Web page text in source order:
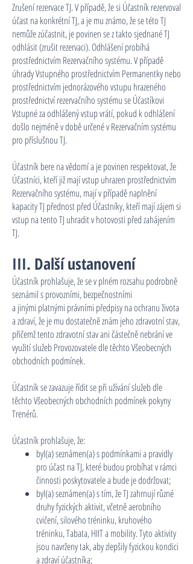
Zrušení rezervace TJ. V případě, že si Účastník rezervoval
účast na konkrétní TJ, a je mu známo, že se této TJ
nemůže zúčastnit, je povinen se z takto sjednané TJ
odhlásit (zrušit rezervaci). Odhlášení probíhá
prostřednictvím Rezervačního systému. V případě
úhrady Vstupného prostřednictvím Permanentky nebo
prostřednictvím jednorázového vstupu hrazeného
prostřednictví rezervačního systému se Účastíkovi
Vstupné za odhlášený vstup vrátí, pokud k odhlášení
došlo nejméně v době určené v Rezervačním systému
pro příslušnou TJ.
Účastník bere na vědomí a je povinen respektovat, že
Účastníci, kteří již mají vstup uhrazen prostřednictvím
Rezervačního systému, mají v případě naplnění
kapacity TJ přednost před Účastníky, kteří mají zájem si
vstup na tento TJ uhradit v hotovosti před zahájením
TJ.
III. Další ustanovení
Účastník prohlašuje, že se v plném rozsahu podrobně
seznámil s provozními, bezpečnostními
a jinými platnými právními předpisy na ochranu života
a zdraví, že je mu dostatečně znám jeho zdravotní stav,
přičemž tento zdravotní stav ani částečně nebrání ve
využití služeb Provozovatele dle těchto Všeobecných
obchodních podmínek.
Účastník se zavazuje řídit se při užívání služeb dle
těchto Všeobecných obchodních podmínek pokyny
Trenérů.
Účastník prohlašuje, že:
byl(a) seznámen(a) s podmínkami a pravidly
pro účast na TJ, které budou probíhat v rámci
činnosti poskytovatele a bude je dodržovat;
byl(a) seznámen(a) s tím, že TJ zahrnují různé
druhy fyzických aktivit, včetně aerobního
cvičení, silového tréninku, kruhového
tréninku, Tabata, HIIT a mobility. Tyto aktivity
jsou navrženy tak, aby zlepšily fyzickou kondici
a zdraví účastníka;